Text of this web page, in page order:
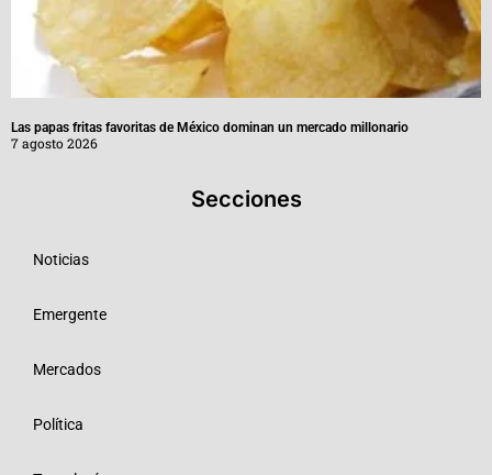
Las papas fritas favoritas de México dominan un mercado millonario
7 agosto 2026
Secciones
Noticias
Emergente
Mercados
Política